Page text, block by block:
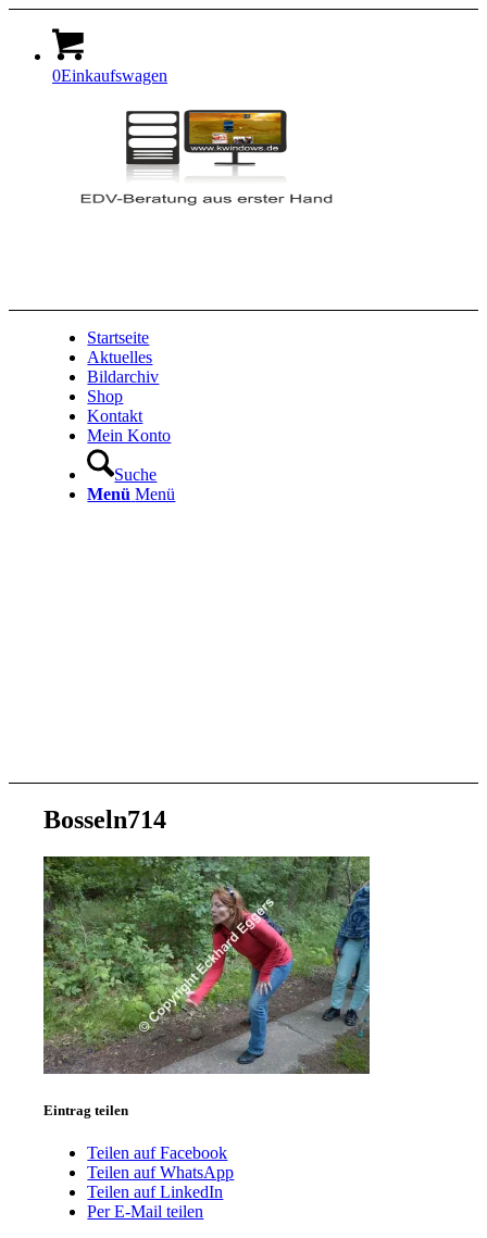
0Einkaufswagen
Startseite
Aktuelles
Bildarchiv
Shop
Kontakt
Mein Konto
Suche
Menü Menü
Bosseln714
Eintrag teilen
Teilen auf Facebook
Teilen auf WhatsApp
Teilen auf LinkedIn
Per E-Mail teilen